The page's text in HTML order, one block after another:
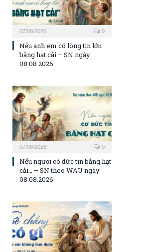
07/08/2026 0
Nếu anh em có lòng tin lớn
bằng hạt cải – SN ngày
08.08.2026
07/08/2026 0
Nếu ngươi có đức tin bằng hạt
cải… – SN theo WAU ngày
08.08.2026